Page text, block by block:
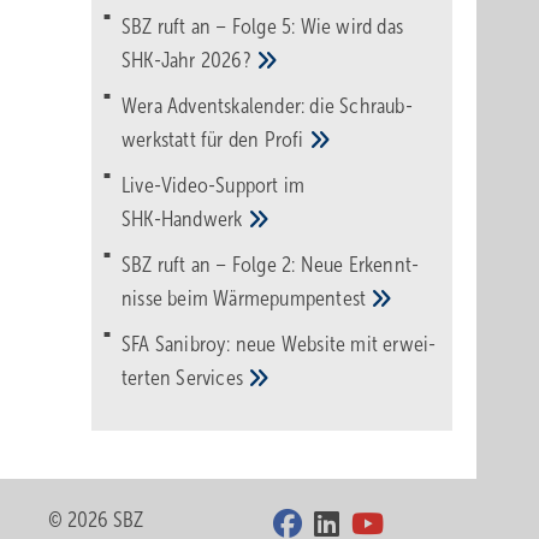
SBZ ruft an – Folge 5: Wie wird das
SHK-Jahr 2026?
Wera Adventskalender: die Schraub­
werk­statt für den Pro­fi
Live-Video-Support im
SHK-Handwerk
SBZ ruft an – Folge 2: Neue Erkennt­
nisse beimWärme­pumpen­test
SFA Sanibroy: neue Web­site mit erwei­
tertenServices
© 2026 SBZ